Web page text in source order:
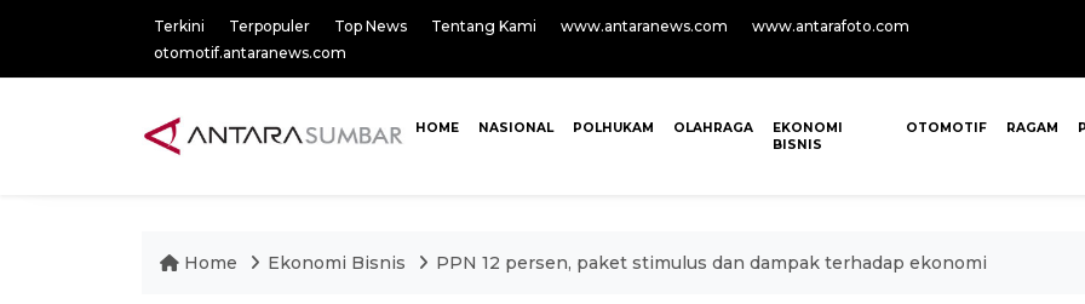
Terkini Terpopuler Top News Tentang Kami www.antaranews.com
www.antarafoto.com
otomotif.antaranews.com
HOME NASIONAL POLHUKAM OLAHRAGA
EKONOMI
BISNIS
OTOMOTIF RAGAM
Home Ekonomi Bisnis PPN 12 persen, paket stimulus dan dampak terhadap ekonomi